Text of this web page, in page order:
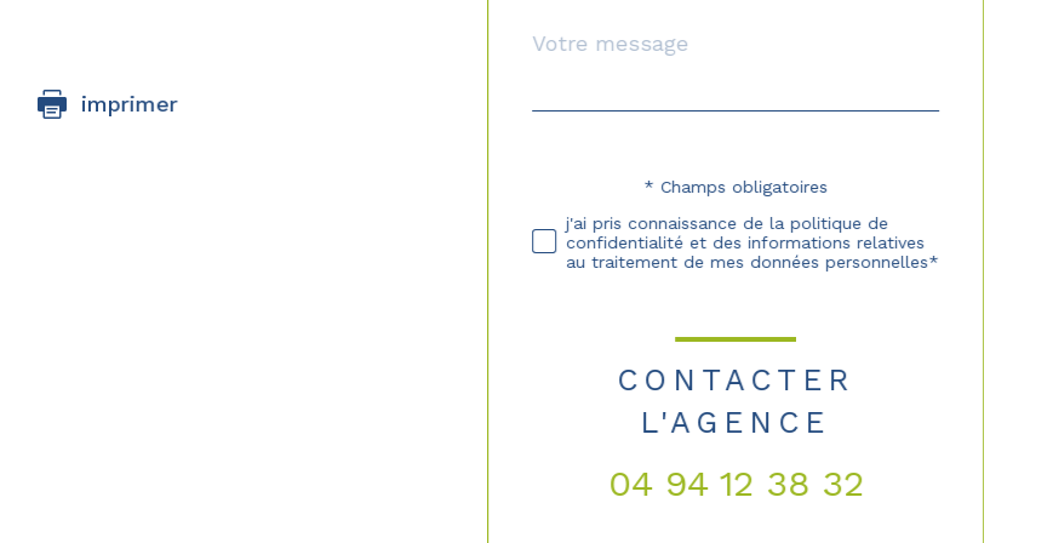
imprimer
Fieldset
défaut
Message
*
Validation* Champs obligatoires
j'ai pris connaissance de la politique de
confidentialité et des informations relatives
au traitement de mes données personnelles*
CONTACTER
L'AGENCE
04 94 12 38 32